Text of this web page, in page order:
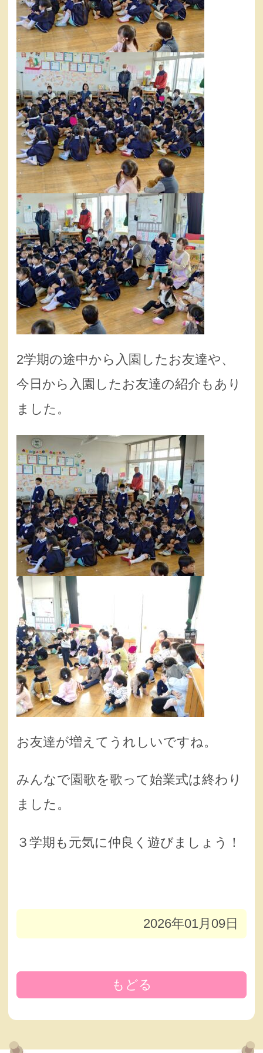
2学期の途中から入園したお友達や、
今日から入園したお友達の紹介もあり
ました。
お友達が増えてうれしいですね。
みんなで園歌を歌って始業式は終わり
ました。
３学期も元気に仲良く遊びましょう！
2026年01月09日
もどる